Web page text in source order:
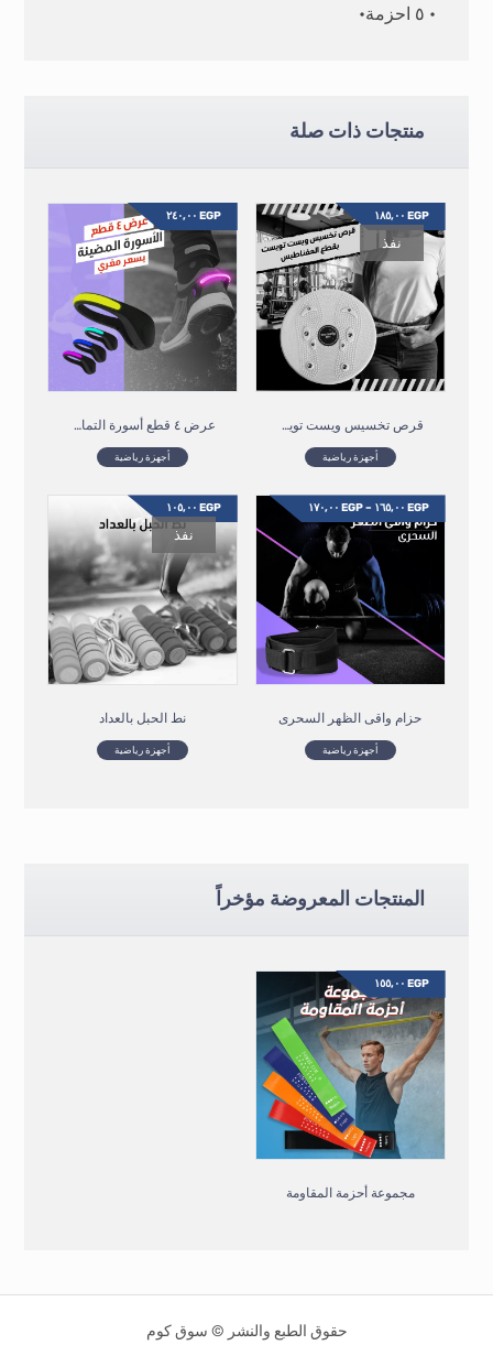
• ٥ احزمة•
منتجات ذات صلة
قرص تخسيس ويست تويست بقطع المغناطيس
أجهزة رياضية
EGP
نفذ
عرض ٤ قطع أسورة التمارين المضيئة
أجهزة رياضية
EGP
حزام واقى الظهر السحرى
أجهزة رياضية
EGP
–
EGP
نط الحبل بالعداد
أجهزة رياضية
EGP
نفذ
المنتجات المعروضة مؤخراً
مجموعة أحزمة المقاومة
EGP
حقوق الطبع والنشر © سوق كوم